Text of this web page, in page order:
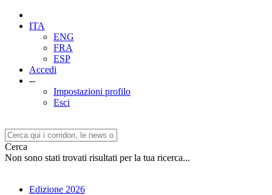
ITA
ENG
FRA
ESP
Accedi
--
Impostazioni profilo
Esci
Cerca
Non sono stati trovati risultati per la tua ricerca...
Edizione 2026